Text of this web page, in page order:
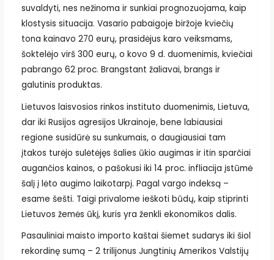
suvaldyti, nes nežinoma ir sunkiai prognozuojama, kaip
klostysis situacija. Vasario pabaigoje biržoje kviečių
tona kainavo 270 eurų, prasidėjus karo veiksmams,
šoktelėjo virš 300 eurų, o kovo 9 d. duomenimis, kviečiai
pabrango 62 proc. Brangstant žaliavai, brangs ir
galutinis produktas.
Lietuvos laisvosios rinkos instituto duomenimis, Lietuva,
dar iki Rusijos agresijos Ukrainoje, bene labiausiai
regione susidūrė su sunkumais, o daugiausiai tam
įtakos turėjo sulėtėjęs šalies ūkio augimas ir itin sparčiai
augančios kainos, o pašokusi iki 14 proc. infliacija įstūmė
šalį į lėto augimo laikotarpį. Pagal vargo indeksą –
esame šešti. Taigi privalome ieškoti būdų, kaip stiprinti
Lietuvos žemės ūkį, kuris yra ženkli ekonomikos dalis.
Pasauliniai maisto importo kaštai šiemet sudarys iki šiol
rekordinę sumą – 2 trilijonus Jungtinių Amerikos Valstijų